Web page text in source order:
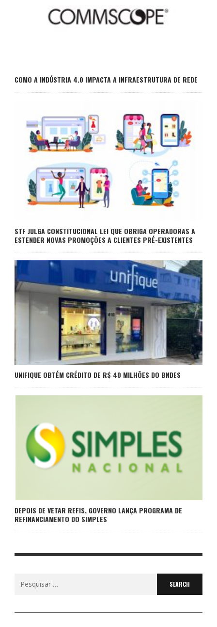
COMO A INDÚSTRIA 4.0 IMPACTA A INFRAESTRUTURA DE REDE
STF JULGA CONSTITUCIONAL LEI QUE OBRIGA OPERADORAS A
ESTENDER NOVAS PROMOÇÕES A CLIENTES PRÉ-EXISTENTES
UNIFIQUE OBTÉM CRÉDITO DE R$ 40 MILHÕES DO BNDES
DEPOIS DE VETAR REFIS, GOVERNO LANÇA PROGRAMA DE
REFINANCIAMENTO DO SIMPLES